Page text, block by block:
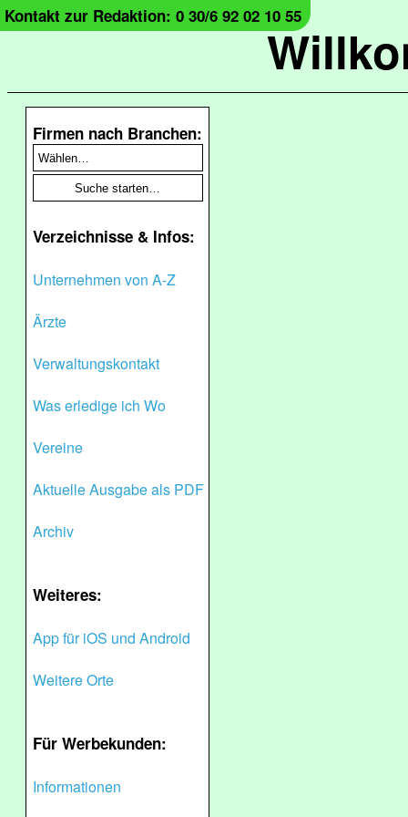
Kontakt zur Redaktion: 0 30/6 92 02 10 55
Firmen nach Branchen:
Verzeichnisse & Infos:
Unternehmen von A-Z
Ärzte
Verwaltungskontakt
Was erledige ich Wo
Vereine
Aktuelle Ausgabe als PDF
Archiv
Weiteres:
App für iOS und Android
Weitere Orte
Für Werbekunden:
Informationen